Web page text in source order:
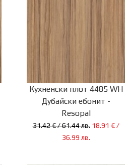
Кухненски плот 4485 WH
Дубайски ебонит -
Resopal
31.42 € / 61.44 лв. 18.91 € /
36.99 лв.